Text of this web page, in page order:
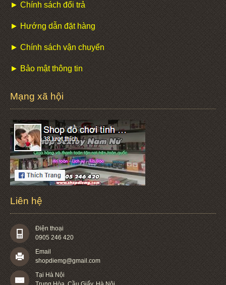
► Chính sách đổi trả
► Hướng dẫn đặt hàng
► Chính sách vận chuyển
► Bảo mật thông tin
Mạng xã hội
Liên hệ
Điện thoại
0905 246 420
Email
shopdiemg@gmail.com
Tại Hà Nội